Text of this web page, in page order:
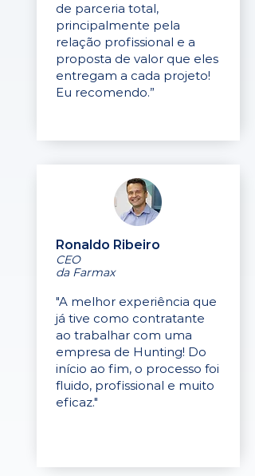
de parceria total,
principalmente pela
relação profissional e a
proposta de valor que eles
entregam a cada projeto!
Eu recomendo.”
Ronaldo Ribeiro
CEO
da Farmax
"A melhor experiência que
já tive como contratante
ao trabalhar com uma
empresa de Hunting! Do
início ao fim, o processo foi
fluido, profissional e muito
eficaz."